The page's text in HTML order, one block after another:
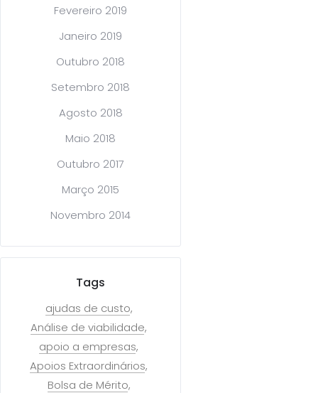
Fevereiro 2019
Janeiro 2019
Outubro 2018
Setembro 2018
Agosto 2018
Maio 2018
Outubro 2017
Março 2015
Novembro 2014
Tags
ajudas de custo
Análise de viabilidade
apoio a empresas
Apoios Extraordinários
Bolsa de Mérito